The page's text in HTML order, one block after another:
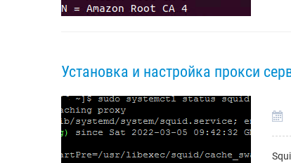
Установка и настройка прокси